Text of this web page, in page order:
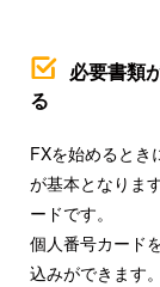
必要書類
る
FXを始めるとき
が基本となりま
ードです。
個人番号カード
込みができます。